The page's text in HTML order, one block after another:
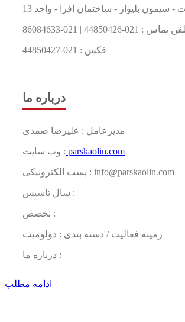
سیمون بلیوار - ساختمان افرا - واحد 13
تماس : 021-44850426
|
021-86084633
فکس : 021-44850427
درباره ما
مدیرعامل : علیرضا صمدی
وب سایت : parskaolin.com
پست الکترونیکی : info@parskaolin.com
سال تاسیس :
تخصص :
زمینه فعالیت / دسته بندی : دولومیت
درباره ما :
ادامه مطلب